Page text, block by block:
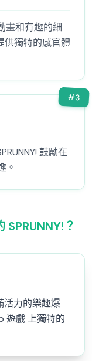
畫和有趣的細
供獨特的感官體
#3
鼓勵在
。
？
活力的樂趣爆
遊戲 上獨特的